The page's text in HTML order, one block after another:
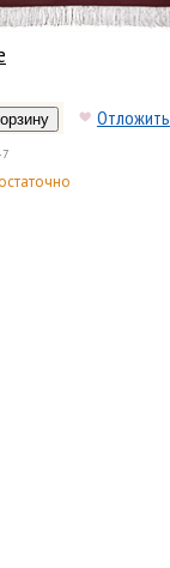
Отложить